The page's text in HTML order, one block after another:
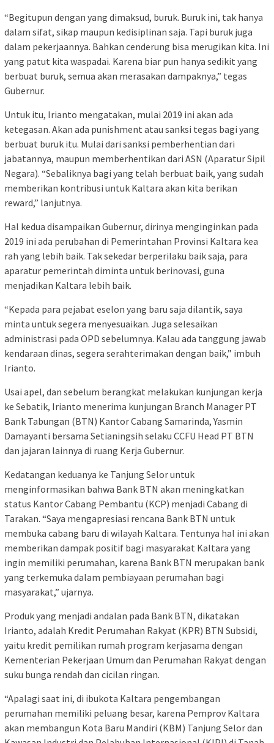
“Begitupun dengan yang dimaksud, buruk. Buruk ini, tak hanya
dalam sifat, sikap maupun kedisiplinan saja. Tapi buruk juga
dalam pekerjaannya. Bahkan cenderung bisa merugikan kita. Ini
yang patut kita waspadai. Karena biar pun hanya sedikit yang
berbuat buruk, semua akan merasakan dampaknya,” tegas
Gubernur.
Untuk itu, Irianto mengatakan, mulai 2019 ini akan ada
ketegasan. Akan ada punishment atau sanksi tegas bagi yang
berbuat buruk itu. Mulai dari sanksi pemberhentian dari
jabatannya, maupun memberhentikan dari ASN (Aparatur Sipil
Negara). “Sebaliknya bagi yang telah berbuat baik, yang sudah
memberikan kontribusi untuk Kaltara akan kita berikan
reward,” lanjutnya.
Hal kedua disampaikan Gubernur, dirinya menginginkan pada
2019 ini ada perubahan di Pemerintahan Provinsi Kaltara kea
rah yang lebih baik. Tak sekedar berperilaku baik saja, para
aparatur pemerintah diminta untuk berinovasi, guna
menjadikan Kaltara lebih baik.
“Kepada para pejabat eselon yang baru saja dilantik, saya
minta untuk segera menyesuaikan. Juga selesaikan
administrasi pada OPD sebelumnya. Kalau ada tanggung jawab
kendaraan dinas, segera serahterimakan dengan baik,” imbuh
Irianto.
Usai apel, dan sebelum berangkat melakukan kunjungan kerja
ke Sebatik, Irianto menerima kunjungan Branch Manager PT
Bank Tabungan (BTN) Kantor Cabang Samarinda, Yasmin
Damayanti bersama Setianingsih selaku CCFU Head PT BTN
dan jajaran lainnya di ruang Kerja Gubernur.
Kedatangan keduanya ke Tanjung Selor untuk
menginformasikan bahwa Bank BTN akan meningkatkan
status Kantor Cabang Pembantu (KCP) menjadi Cabang di
Tarakan. “Saya mengapresiasi rencana Bank BTN untuk
membuka cabang baru di wilayah Kaltara. Tentunya hal ini akan
memberikan dampak positif bagi masyarakat Kaltara yang
ingin memiliki perumahan, karena Bank BTN merupakan bank
yang terkemuka dalam pembiayaan perumahan bagi
masyarakat,” ujarnya.
Produk yang menjadi andalan pada Bank BTN, dikatakan
Irianto, adalah Kredit Perumahan Rakyat (KPR) BTN Subsidi,
yaitu kredit pemilikan rumah program kerjasama dengan
Kementerian Pekerjaan Umum dan Perumahan Rakyat dengan
suku bunga rendah dan cicilan ringan.
“Apalagi saat ini, di ibukota Kaltara pengembangan
perumahan memiliki peluang besar, karena Pemprov Kaltara
akan membangun Kota Baru Mandiri (KBM) Tanjung Selor dan